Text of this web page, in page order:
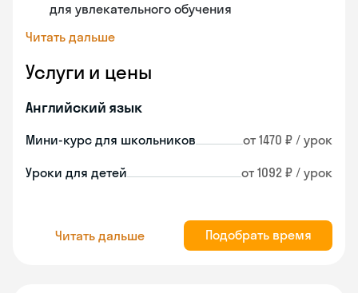
для увлекательного обучения
Читать дальше
Услуги и цены
Английский язык
Мини-курс для школьников от 1470 ₽ / урок
Уроки для детей от 1092 ₽ / урок
Читать дальше Подобрать время